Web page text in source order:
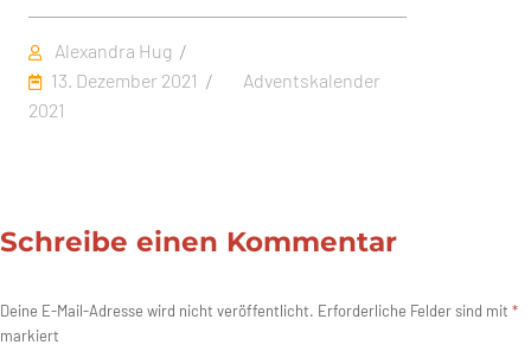
Autor
Alexandra Hug
Veröffentlicht
am
13. Dezember 2021 Kategorien
Adventskalender
2021
Schreibe einen Kommentar
Deine E-Mail-Adresse wird nicht veröffentlicht. Erforderliche Felder sind mit *
markiert